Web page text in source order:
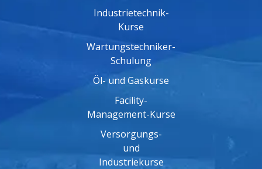
Industrietechnik-
Kurse
Wartungstechniker-
Schulung
Öl- und Gaskurse
Facility-
Management-Kurse
Versorgungs-
und
Industriekurse